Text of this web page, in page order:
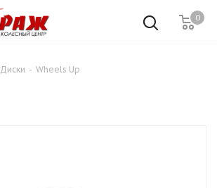
0
Диски - Wheels Up